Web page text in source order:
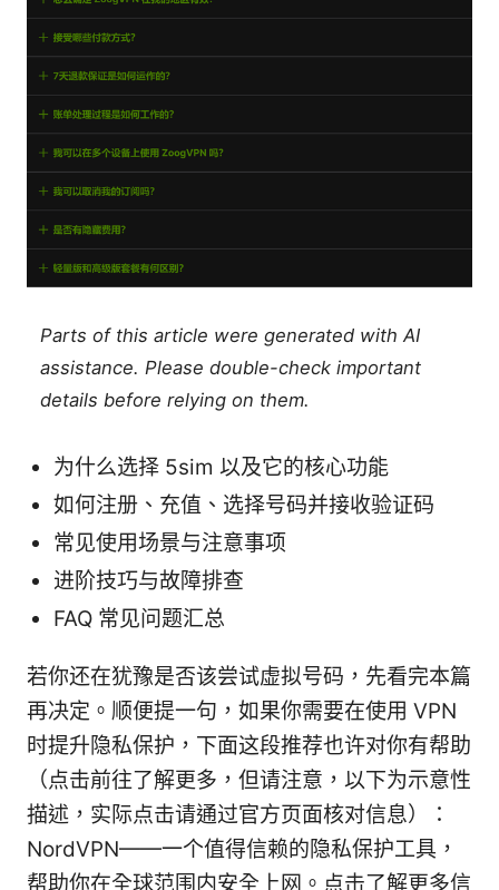
Parts of this article were generated with AI
assistance. Please double-check important
details before relying on them.
为什么选择 5sim 以及它的核心功能
如何注册、充值、选择号码并接收验证码
常见使用场景与注意事项
进阶技巧与故障排查
FAQ 常见问题汇总
若你还在犹豫是否该尝试虚拟号码，先看完本篇
再决定。顺便提一句，如果你需要在使用 VPN
时提升隐私保护，下面这段推荐也许对你有帮助
（点击前往了解更多，但请注意，以下为示意性
描述，实际点击请通过官方页面核对信息）：
NordVPN——一个值得信赖的隐私保护工具，
帮助你在全球范围内安全上网。点击了解更多信